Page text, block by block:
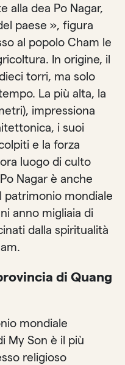
alla dea Po Nagar,
paese », figura
al popolo Cham le
In origine, il
torri, ma solo
La più alta, la
impressiona
i suoi
e la forza
luogo di culto
Nagar è anche
patrimonio mondiale
anno migliaia di
dalla spiritualità
di Quang
mondiale
My Son è il più
religioso